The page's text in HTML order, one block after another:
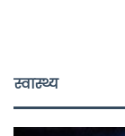
स्वास्थ्य